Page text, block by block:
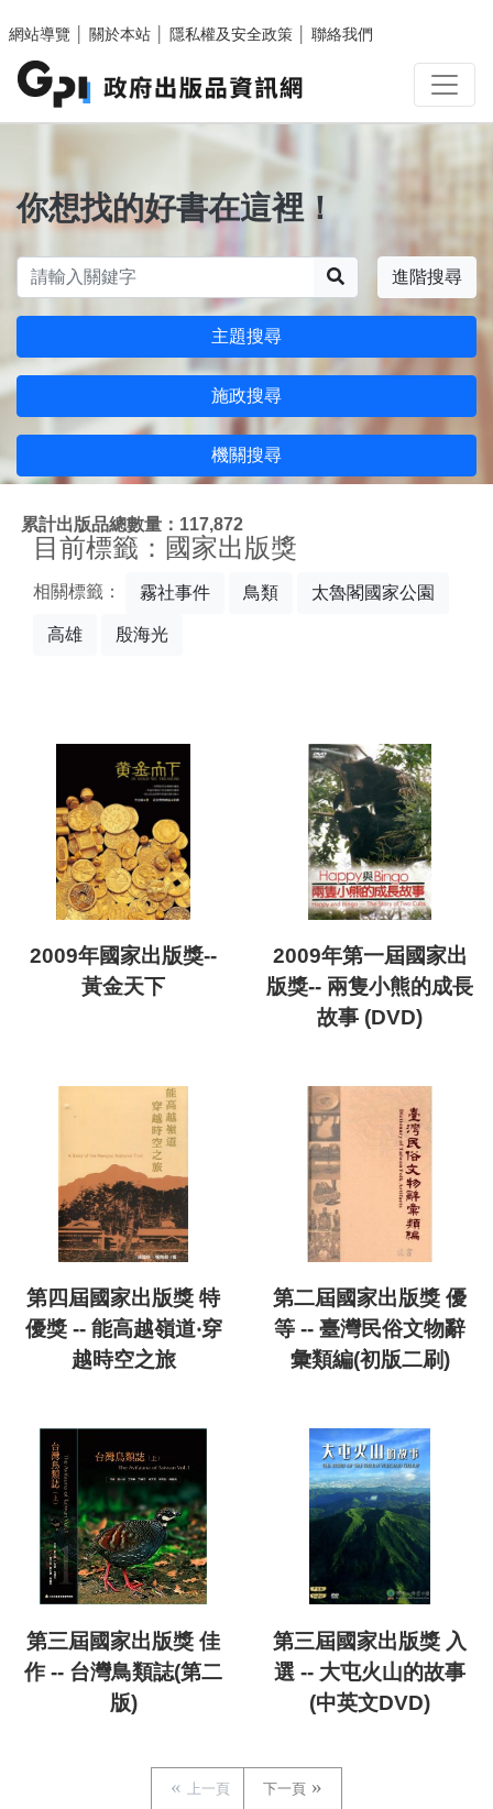
網站導覽
關於本站 隱私權及安全政策 聯絡我們
你想找的好書在這裡！
進階搜尋
主題搜尋
施政搜尋
機關搜尋
累計出版品總數量：117,872
目前標籤：國家出版獎
相關標籤： 霧社事件 鳥類 太魯閣國家公園
高雄 殷海光
2009年國家出版獎--
黃金天下
2009年第一屆國家出
版獎-- 兩隻小熊的成長
故事 (DVD)
第四屆國家出版獎 特
優獎 -- 能高越嶺道‧穿
越時空之旅
第二屆國家出版獎 優
等 -- 臺灣民俗文物辭
彙類編(初版二刷)
第三屆國家出版獎 佳
作 -- 台灣鳥類誌(第二
版)
第三屆國家出版獎 入
選 -- 大屯火山的故事
(中英文DVD)
上一頁 下一頁